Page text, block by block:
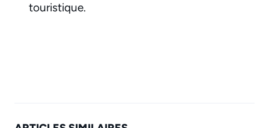
touristique.